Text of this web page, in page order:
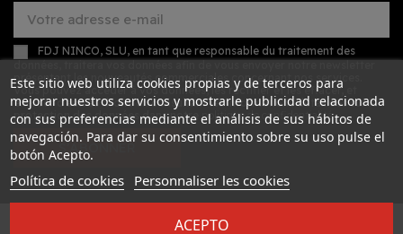
FDJ NINCO, SLU, en tant que responsable du traitement des
présentant les nouveautés commerciales concernant nos services.
Vous pouvez accéder à vos données, les rectifier et les effacer, et
exercer d'autres droits en consultant les informations détaillées sur la
protection des données dans notre politique de confidentialité.
S’ABONNER
Este sitio web utiliza cookies propias y de terceros para
mejorar nuestros servicios y mostrarle publicidad relacionada
con sus preferencias mediante el análisis de sus hábitos de
navegación. Para dar su consentimiento sobre su uso pulse el
botón Acepto.
Política de cookies Personnaliser les cookies
ACEPTO